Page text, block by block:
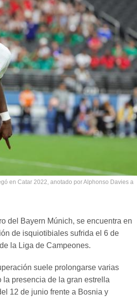
en Catar 2022, anotado por Alphonso Davies a
del Bayern Múnich, se encuentra en
de isquiotibiales sufrida el 6 de
la Liga de Campeones.
suele prolongarse varias
la presencia de la gran estrella
12 de junio frente a Bosnia y